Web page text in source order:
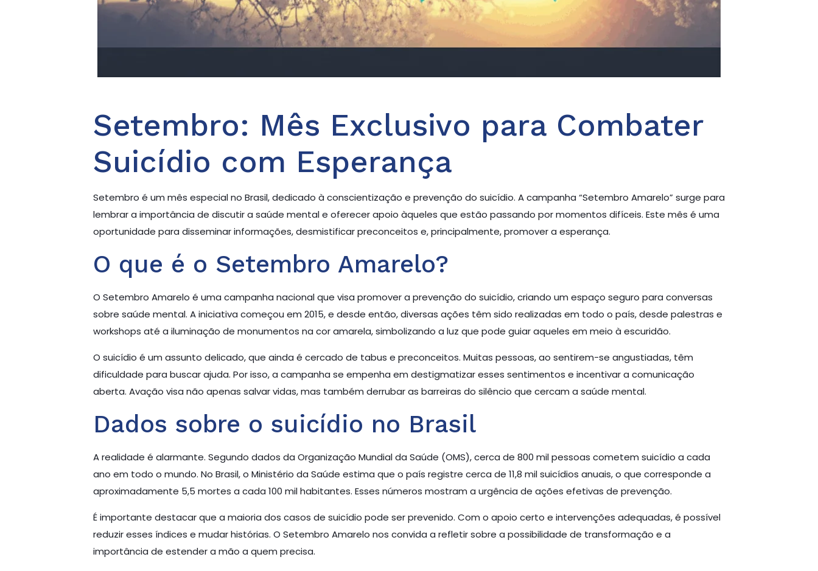
Setembro: Mês Exclusivo para Combater
Suicídio com Esperança
Setembro é um mês especial no Brasil, dedicado à conscientização e prevenção do suicídio. A campanha “Setembro Amarelo” surge para
lembrar a importância de discutir a saúde mental e oferecer apoio àqueles que estão passando por momentos difíceis. Este mês é uma
oportunidade para disseminar informações, desmistificar preconceitos e, principalmente, promover a esperança.
O que é o Setembro Amarelo?
O Setembro Amarelo é uma campanha nacional que visa promover a prevenção do suicídio, criando um espaço seguro para conversas
sobre saúde mental. A iniciativa começou em 2015, e desde então, diversas ações têm sido realizadas em todo o país, desde palestras e
workshops até a iluminação de monumentos na cor amarela, simbolizando a luz que pode guiar aqueles em meio à escuridão.
O suicídio é um assunto delicado, que ainda é cercado de tabus e preconceitos. Muitas pessoas, ao sentirem-se angustiadas, têm
dificuldade para buscar ajuda. Por isso, a campanha se empenha em destigmatizar esses sentimentos e incentivar a comunicação
aberta. Avação visa não apenas salvar vidas, mas também derrubar as barreiras do silêncio que cercam a saúde mental.
Dados sobre o suicídio no Brasil
A realidade é alarmante. Segundo dados da Organização Mundial da Saúde (OMS), cerca de 800 mil pessoas cometem suicídio a cada
ano em todo o mundo. No Brasil, o Ministério da Saúde estima que o país registre cerca de 11,8 mil suicídios anuais, o que corresponde a
aproximadamente 5,5 mortes a cada 100 mil habitantes. Esses números mostram a urgência de ações efetivas de prevenção.
É importante destacar que a maioria dos casos de suicídio pode ser prevenido. Com o apoio certo e intervenções adequadas, é possível
reduzir esses índices e mudar histórias. O Setembro Amarelo nos convida a refletir sobre a possibilidade de transformação e a
importância de estender a mão a quem precisa.